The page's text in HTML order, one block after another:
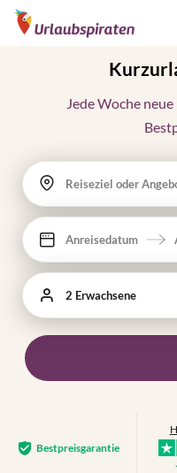
Jede Woche
Reiseziel oder
Anreisedatum
2 Erwachsene
Bestpreis­garantie